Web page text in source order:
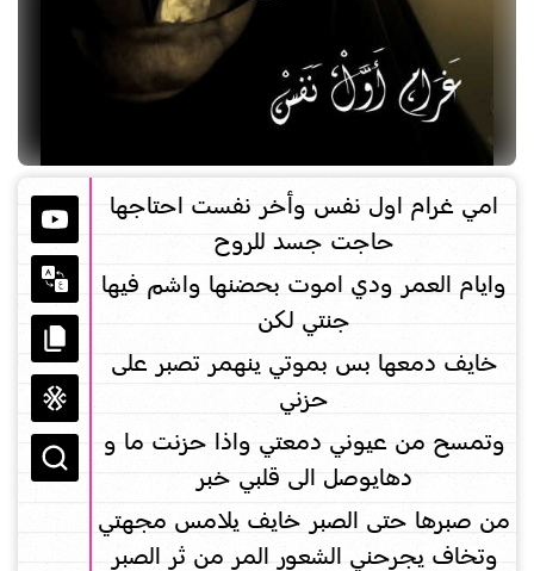
امي غرام اول نفس وأخر نفست احتاجها
حاجت جسد للروح
وايام العمر ودي اموت بحضنها واشم فيها
جنتي لكن
خايف دمعها بس بموتي ينهمر تصبر على
حزني
وتمسح من عيوني دمعتي واذا حزنت ما و
دهايوصل الى قلبي خبر
من صبرها حتى الصبر خايف يلامس مجهتي
وتخاف يجرحني الشعور المر من ثر الصبر